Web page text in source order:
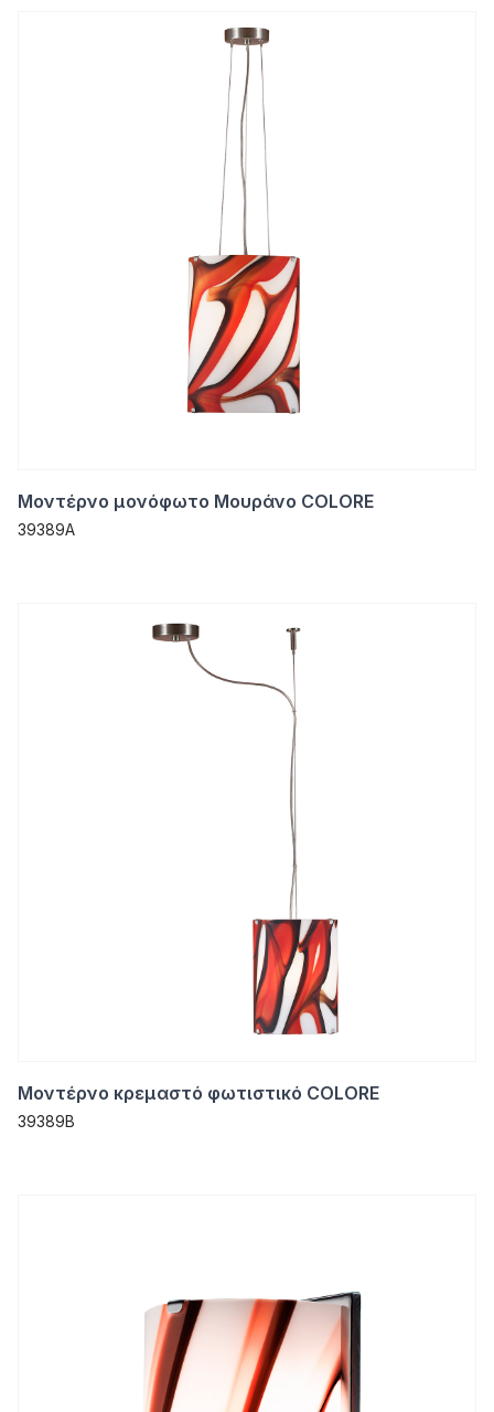
Μοντέρνο μονόφωτο Μουράνο COLORE
39389A
Μοντέρνο κρεμαστό φωτιστικό COLORE
39389B